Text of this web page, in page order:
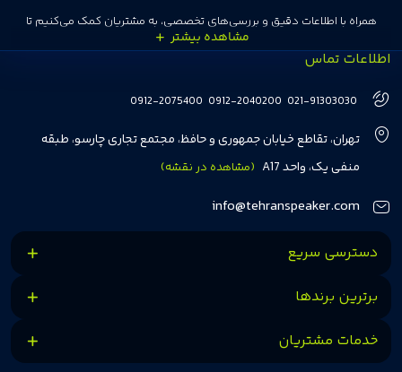
همراه با اطلاعات دقیق و بررسی‌های تخصصی، به مشتریان کمک می‌کنیم تا
انتخاب‌های درست و هوشمندانه‌ای داشته باشند. تهران اسپیکر با تجربه‌ای بیش از
هفت سال در این زمینه، بر ایجاد تجربه خریدی آسان، سریع و مطمئن تمرکز دارد تا
مشتریان بتوانند با خیالی آسوده از انتخاب خود لذت ببرند. ما به رضایت و اعتماد
مشتریان اهمیت می‌دهیم و همواره در تلاشیم تا بهترین‌ها را برای آن‌ها فراهم
کنیم.
اطلاعات تماس
021-91303030
0912-2040200
0912-2075400
تهران، تقاطع خیابان جمهوری و حافظ، مجتمع تجاری چارسو، طبقه
منفی یک، واحد A17
(مشاهده در نقشه)
info@tehranspeaker.com
دسترسی سریع
برترین برندها
خدمات مشتریان